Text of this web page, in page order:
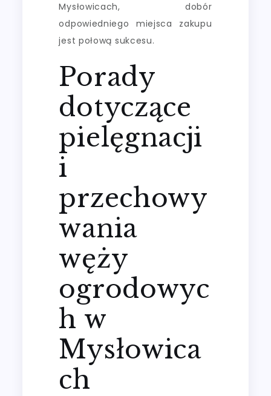
Mysłowicach, dobór
odpowiedniego miejsca zakupu
jest połową sukcesu.
Porady
dotyczące
pielęgnacji
i
przechowy
wania
węży
ogrodowyc
h w
Mysłowica
ch